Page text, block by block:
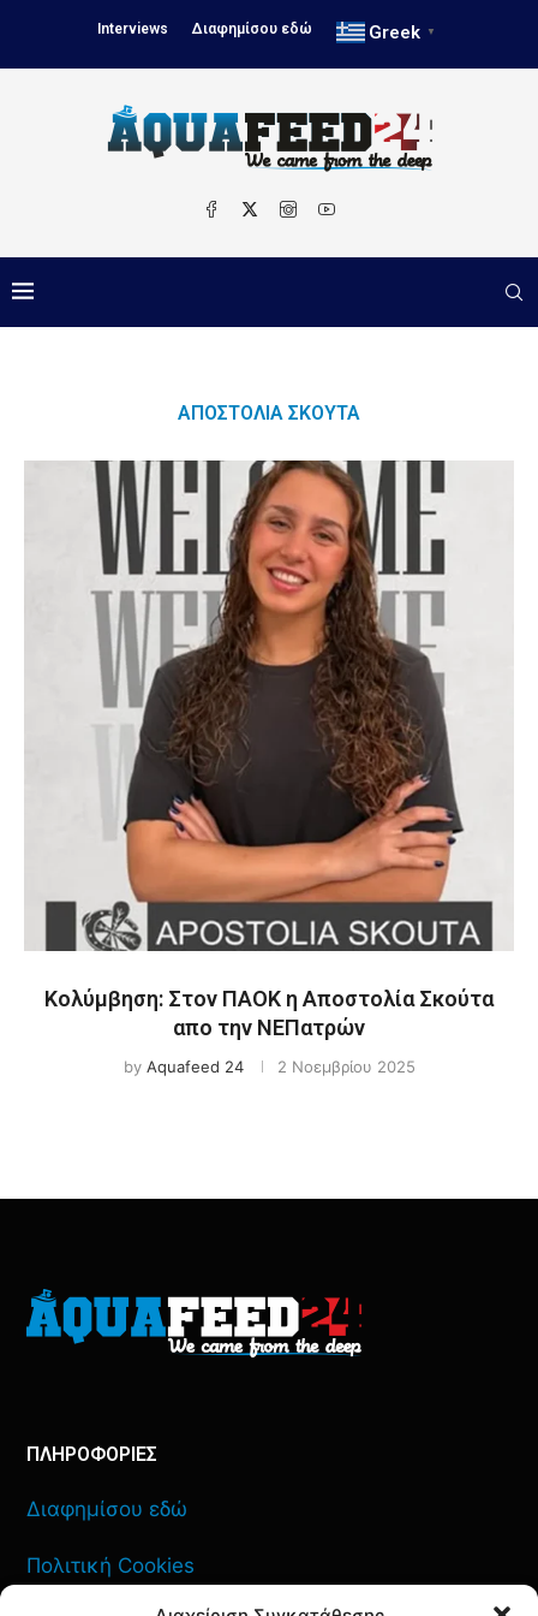
Interviews Διαφημίσου εδώ Greek ▼
ΑΠΟΣΤΟΛΊΑ ΣΚΟΎΤΑ
Κολύμβηση: Στον ΠΑΟΚ η Αποστολία Σκούτα
απο την ΝΕΠατρών
by Aquafeed 24 2 Νοεμβρίου 2025
ΠΛΗΡΟΦΟΡΙΕΣ
Διαφημίσου εδώ
Πολιτική Cookies